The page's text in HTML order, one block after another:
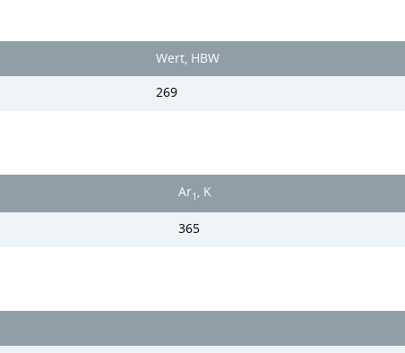
Wert, HBW
269
Ar1 , K
365